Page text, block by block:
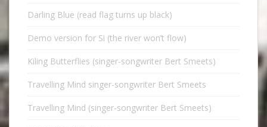
Darling Blue (read flag turns up black)
Demo version for Si (the river won’t flow)
Kiling Butterflies (singer-songwriter Bert Smeets)
Travelling Mind singer-songwriter Bert Smeets
Travelling Mind (singer-songwriter Bert Smeets)